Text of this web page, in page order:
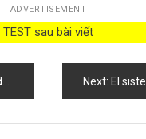
ADVERTISEMENT
TEST sau bài viết
Next: El sistema